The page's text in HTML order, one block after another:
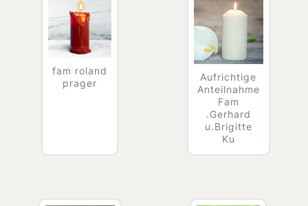
fam roland
prager
Aufrichtige
Anteilnahme
Fam
.Gerhard
u.Brigitte
Ku